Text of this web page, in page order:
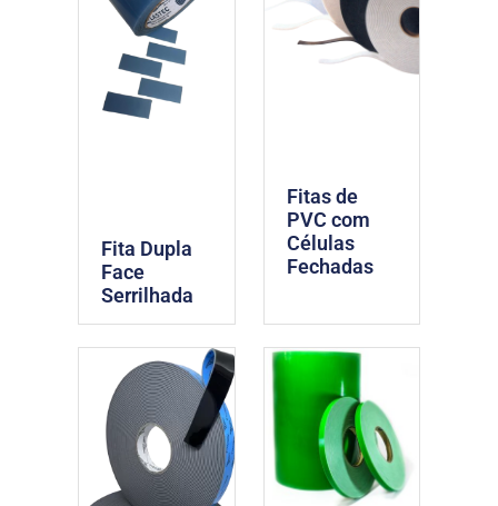
Fita Dupla
Face
Serrilhada
Fitas de
PVC com
Células
Fechadas